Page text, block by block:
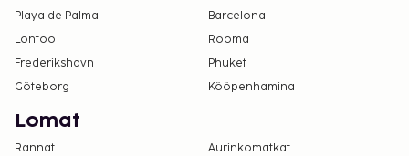
Playa de Palma
Barcelona
Lontoo
Rooma
Frederikshavn
Phuket
Göteborg
Kööpenhamina
Lomat
Rannat
Aurinkomatkat